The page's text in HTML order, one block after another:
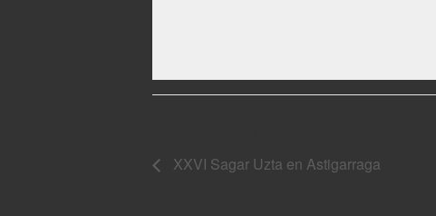
XXVI Sagar Uzta en Astigarraga